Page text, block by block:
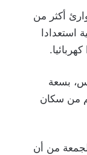
أكثر من
غذائية استعدادا
بسعة
معظمهم من سكان
من أن